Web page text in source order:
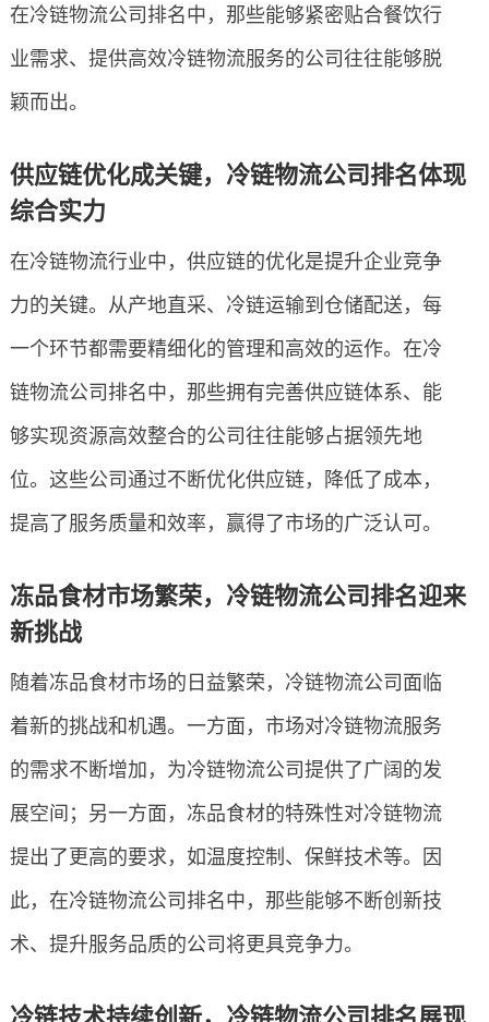
在冷链物流公司排名中，那些能够紧密贴合餐饮行
业需求、提供高效冷链物流服务的公司往往能够脱
颖而出。
供应链优化成关键，冷链物流公司排名体现
综合实力
在冷链物流行业中，供应链的优化是提升企业竞争
力的关键。从产地直采、冷链运输到仓储配送，每
一个环节都需要精细化的管理和高效的运作。在冷
链物流公司排名中，那些拥有完善供应链体系、能
够实现资源高效整合的公司往往能够占据领先地
位。这些公司通过不断优化供应链，降低了成本，
提高了服务质量和效率，赢得了市场的广泛认可。
冻品食材市场繁荣，冷链物流公司排名迎来
新挑战
随着冻品食材市场的日益繁荣，冷链物流公司面临
着新的挑战和机遇。一方面，市场对冷链物流服务
的需求不断增加，为冷链物流公司提供了广阔的发
展空间；另一方面，冻品食材的特殊性对冷链物流
提出了更高的要求，如温度控制、保鲜技术等。因
此，在冷链物流公司排名中，那些能够不断创新技
术、提升服务品质的公司将更具竞争力。